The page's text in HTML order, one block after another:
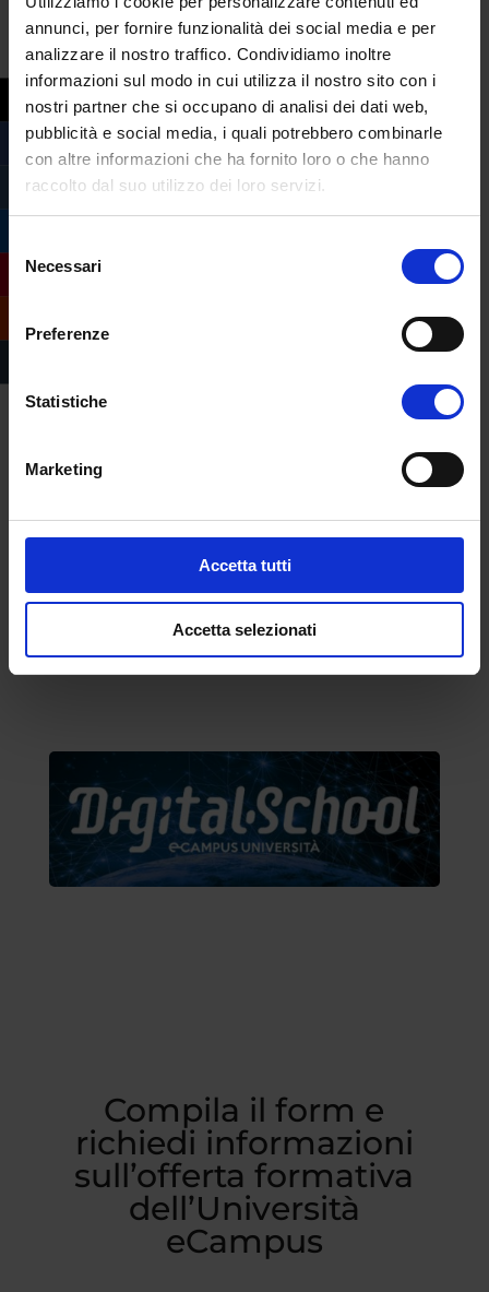
annunci, per fornire funzionalità dei social media e per
analizzare il nostro traffico. Condividiamo inoltre
informazioni sul modo in cui utilizza il nostro sito con i
nostri partner che si occupano di analisi dei dati web,
pubblicità e social media, i quali potrebbero combinarle
con altre informazioni che ha fornito loro o che hanno
raccolto dal suo utilizzo dei loro servizi.
delNecessari
Preferenze
Statistiche
Marketing
Accetta tutti
Accetta selezionati
“Asincrona” vuol dire che una lezione
può essere lì e te la vai a guardare
quando vuoi, anche gestendoti, per
esempio, con fratelli e sorelle in casa.
Perché non è che tutti possano stare
online in contemporanea sullo stesso
computer di casa, no?
«Naturalmente, questo prelude e sottolinea
anzi necessita di alcune caratteristiche e
recuperate da tutto quel mondo che fino a
perché l’organizzazione era quella, l’attività
di presenza. Sicuramente non è da
strumento tecnologico può aiutare molto,
per una didattica a distanza”
Compila il form e
richiedi informazioni
sull’offerta formativa
dell’Università
eCampus